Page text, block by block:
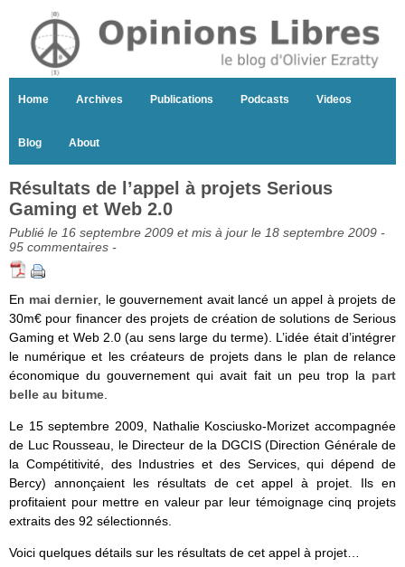
Home Archives Publications Podcasts Videos
Blog About
Résultats de l’appel à projets Serious
Gaming et Web 2.0
Publié le 16 septembre 2009 et mis à jour le 18 septembre 2009 -
95 commentaires -
En mai dernier, le gouvernement avait lancé un appel à projets de
30m€ pour financer des projets de création de solutions de Serious
Gaming et Web 2.0 (au sens large du terme). L’idée était d’intégrer
le numérique et les créateurs de projets dans le plan de relance
économique du gouvernement qui avait fait un peu trop la part
belle au bitume
Le 15 septembre 2009, Nathalie Kosciusko-Morizet accompagnée
de Luc Rousseau, le Directeur de la DGCIS (Direction Générale de
la Compétitivité, des Industries et des Services, qui dépend de
Bercy) annonçaient les résultats de cet appel à projet. Ils en
profitaient pour mettre en valeur par leur témoignage cinq projets
extraits des 92 sélectionnés.
Voici quelques détails sur les résultats de cet appel à projet…